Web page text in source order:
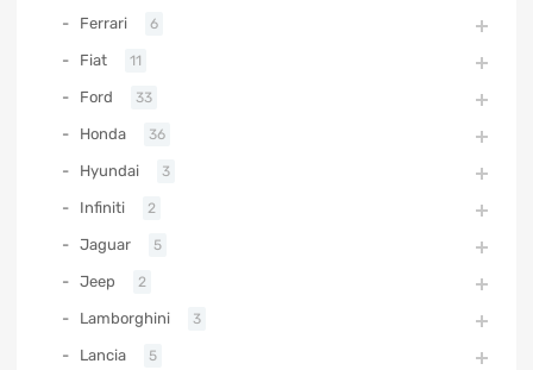
Ferrari 6
Fiat 11
Ford 33
Honda 36
Hyundai 3
Infiniti 2
Jaguar 5
Jeep 2
Lamborghini 3
Lancia 5